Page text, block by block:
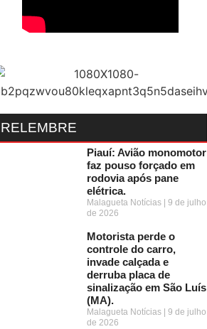
RELEMBRE
Piauí: Avião monomotor
faz pouso forçado em
rodovia após pane
elétrica.
Malagueta Notícias
9 de julho
de 2026
Motorista perde o
controle do carro,
invade calçada e
derruba placa de
sinalização em São Luís
(MA).
Malagueta Notícias
9 de julho
de 2026